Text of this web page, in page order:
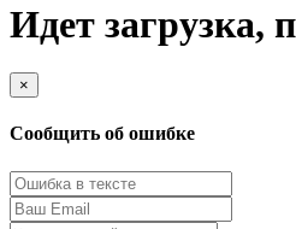
Идет загрузка,
×
Сообщить об ошибке